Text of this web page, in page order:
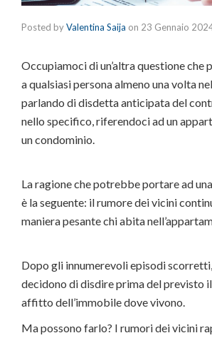
Posted byValentina Saija on 23 Gennaio
Occupiamoci di un’altra questione
a qualsiasi persona almeno una volta
parlando di disdetta anticipata del
nello specifico, riferendoci ad un
un condominio.
La ragione che potrebbe portare ad
è la seguente: il rumore dei vicini
maniera pesante chi abita
Dopo gli innumerevoli episodi
decidono di disdire prima del previsto
affitto dell’immobile dove vivono.
Ma possono farlo? I rumori dei vicini